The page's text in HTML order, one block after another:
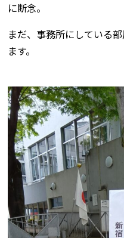
に断念。
まだ、事務所にしている
ます。